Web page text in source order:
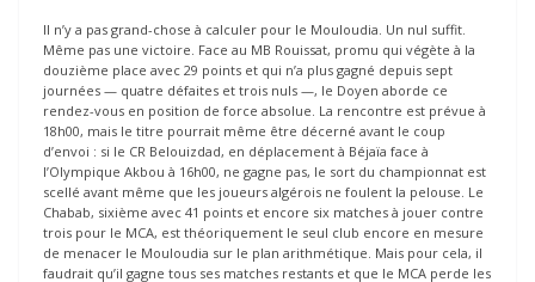
Il n’y a pas grand-chose à calculer pour le Mouloudia. Un nul suffit.
Même pas une victoire. Face au MB Rouissat, promu qui végète à la
douzième place avec 29 points et qui n’a plus gagné depuis sept
journées — quatre défaites et trois nuls —, le Doyen aborde ce
rendez-vous en position de force absolue. La rencontre est prévue à
18h00, mais le titre pourrait même être décerné avant le coup
d’envoi : si le CR Belouizdad, en déplacement à Béjaïa face à
l’Olympique Akbou à 16h00, ne gagne pas, le sort du championnat est
scellé avant même que les joueurs algérois ne foulent la pelouse. Le
Chabab, sixième avec 41 points et encore six matches à jouer contre
trois pour le MCA, est théoriquement le seul club encore en mesure
de menacer le Mouloudia sur le plan arithmétique. Mais pour cela, il
faudrait qu’il gagne tous ses matches restants et que le MCA perde les